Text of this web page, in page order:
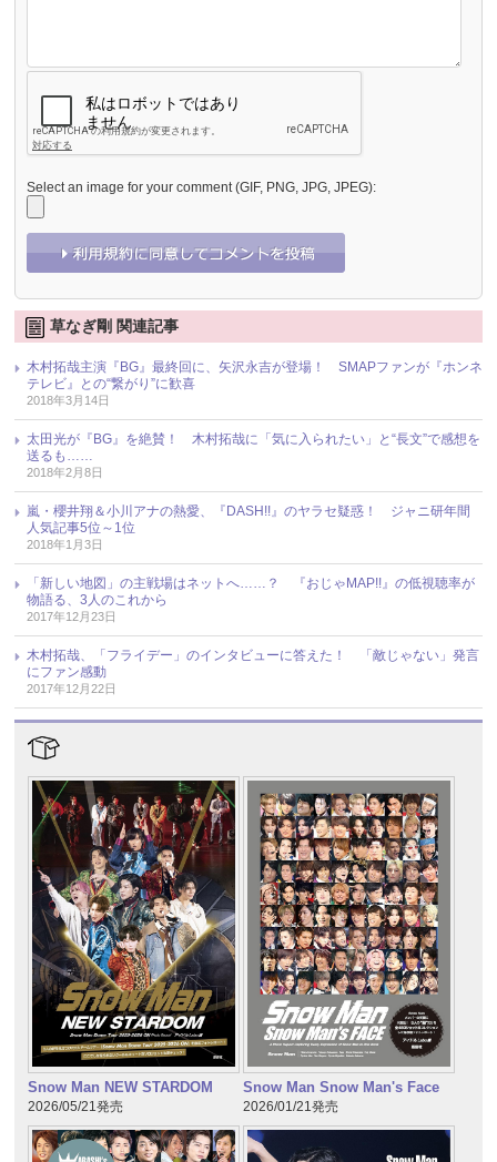
Select an image for your comment (GIF, PNG, JPG, JPEG):
草なぎ剛 関連記事
木村拓哉主演『BG』最終回に、矢沢永吉が登場！ SMAPファンが『ホンネ
テレビ』との“繋がり”に歓喜
2018年3月14日
太田光が『BG』を絶賛！ 木村拓哉に「気に入られたい」と“長文”で感想を
送るも……
2018年2月8日
嵐・櫻井翔＆小川アナの熱愛、『DASH!!』のヤラセ疑惑！ ジャニ研年間
人気記事5位～1位
2018年1月3日
「新しい地図」の主戦場はネットへ……？ 『おじゃMAP!!』の低視聴率が
物語る、3人のこれから
2017年12月23日
木村拓哉、「フライデー」のインタビューに答えた！ 「敵じゃない」発言
にファン感動
2017年12月22日
Snow Man NEW STARDOM
2026/05/21発売
Snow Man Snow Man's Face
2026/01/21発売